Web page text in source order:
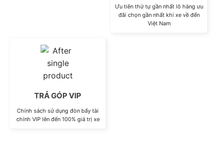
Ưu tiên thứ tự gần nhất lô hàng ưu
đãi chọn gần nhất khi xe về đến
Việt Nam
TRẢ GÓP VIP
Chính sách sử dụng đòn bẩy tài
chính VIP lên đến 100% giá trị xe